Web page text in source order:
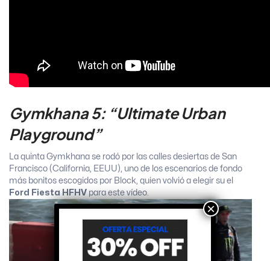
Gymkhana 5: “Ultimate Urban
Playground”
La quinta Gymkhana se rodó por las calles desiertas de San
Francisco (California, EEUU), uno de los escenarios de fondo
más bonitos escogidos por Block, quien volvió a elegir su el
Ford Fiesta HFHVpara este vídeo.
×